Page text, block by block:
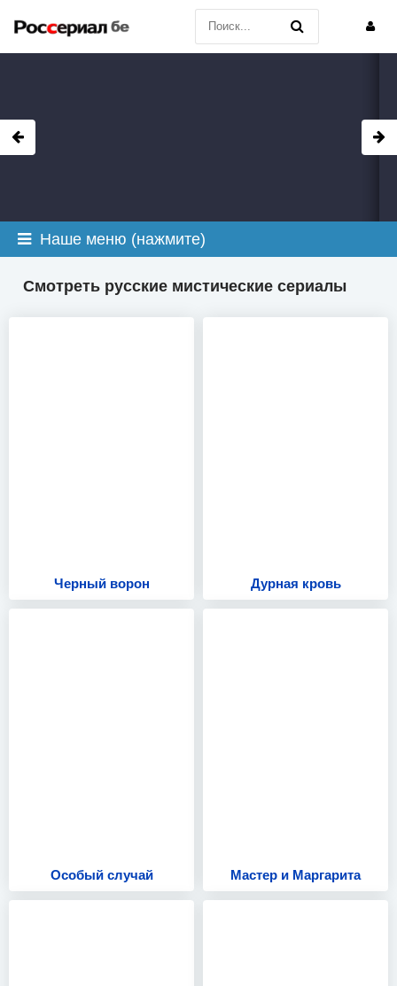
Наше меню (нажмите)
Смотреть русские мистические сериалы
Черный ворон Дурная кровь
Особый случай Мастер и Маргарита